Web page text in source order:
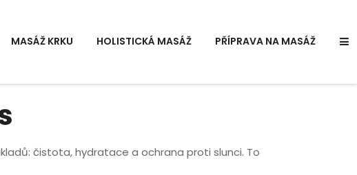
MASÁŽ KRKU HOLISTICKÁ MASÁŽ PŘÍPRAVA NA MASÁŽ
čistota, hydratace a ochrana proti slunci. To